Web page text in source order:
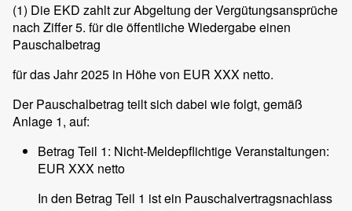
(1) Die EKD zahlt zur Abgeltung der Vergütungsansprüche
nach Ziffer 5. für die öffentliche Wiedergabe einen
Pauschalbetrag
für das Jahr 2025 in Höhe von EUR XXX netto.
Der Pauschalbetrag teilt sich dabei wie folgt, gemäß
Anlage 1, auf:
Betrag Teil 1: Nicht-Meldepflichtige Veranstaltungen:
EUR XXX netto
In den Betrag Teil 1 ist ein Pauschalvertragsnachlass